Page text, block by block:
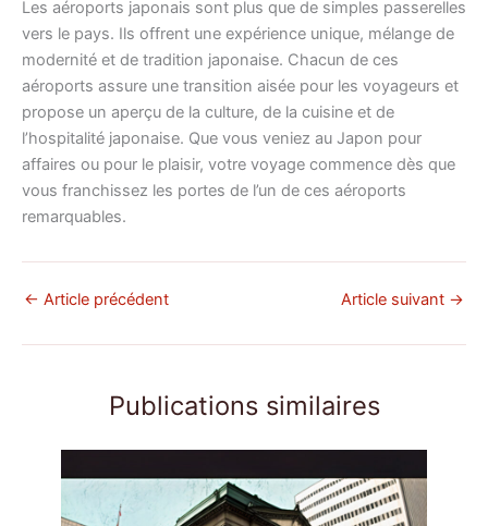
Les aéroports japonais sont plus que de simples passerelles
vers le pays. Ils offrent une expérience unique, mélange de
modernité et de tradition japonaise. Chacun de ces
aéroports assure une transition aisée pour les voyageurs et
propose un aperçu de la culture, de la cuisine et de
l’hospitalité japonaise. Que vous veniez au Japon pour
affaires ou pour le plaisir, votre voyage commence dès que
vous franchissez les portes de l’un de ces aéroports
remarquables.
← Article précédent Article suivant →
Publications similaires